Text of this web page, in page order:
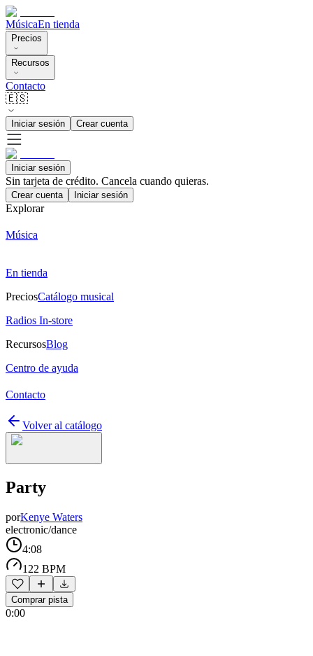
MúsicaEn tienda
Precios
Recursos
Contacto
🇪🇸
Iniciar sesión Crear cuenta
Iniciar sesión
Sin tarjeta de crédito. Cancela cuando quieras.
Crear cuenta Iniciar sesión
Explorar
Música
En tienda
PreciosCatálogo musical
Radios In-store
RecursosBlog
Centro de ayuda
Contacto
Volver al catálogo
Party
porKenye Waters
electronic/dance
4:08
122 BPM
Comprar pista
0:00